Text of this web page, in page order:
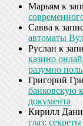
Марьям к
Савва к
автоматы
Руслан к
казино
разумно
Григорий
банковскую
документа
Кирилл
глаз: